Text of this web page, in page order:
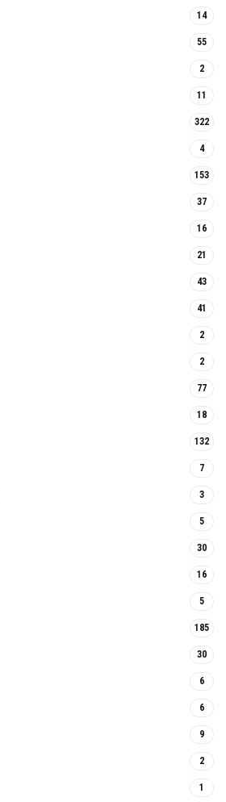
14
55
2
11
322
4
153
37
16
21
43
41
2
2
77
18
132
7
3
5
30
16
5
185
30
6
6
9
2
1